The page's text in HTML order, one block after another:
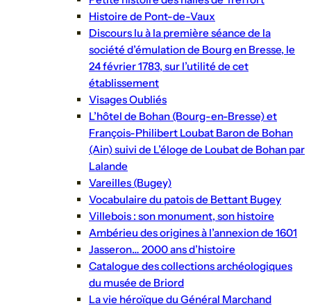
Histoire de Pont-de-Vaux
Discours lu à la première séance de la
société d’émulation de Bourg en Bresse, le
24 février 1783, sur l’utilité de cet
établissement
Visages Oubliés
L’hôtel de Bohan (Bourg-en-Bresse) et
François-Philibert Loubat Baron de Bohan
(Ain) suivi de L’éloge de Loubat de Bohan par
Lalande
Vareilles (Bugey)
Vocabulaire du patois de Bettant Bugey
Villebois : son monument, son histoire
Ambérieu des origines à l’annexion de 1601
Jasseron… 2000 ans d’histoire
Catalogue des collections archéologiques
du musée de Briord
La vie héroïque du Général Marchand